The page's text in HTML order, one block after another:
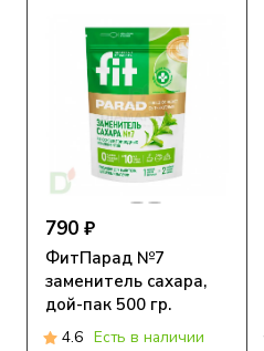
790 ₽
ФитПарад №7
заменитель сахара,
дой-пак 500 гр.
4.6 Есть в наличии